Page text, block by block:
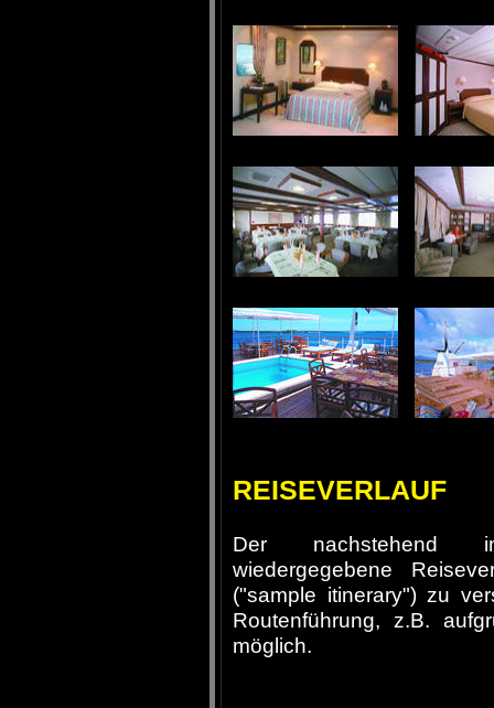
REISEVERLAUF
Der nachstehend
wiedergegebene
("sample itinerary") zu
Routenführung, z.B.
möglich.